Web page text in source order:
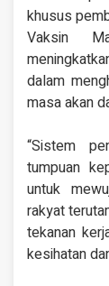
khusus
Vaksin
dalam
masa akan
“Sistem
tumpuan
untuk
rakyat
tekanan
kesihatan